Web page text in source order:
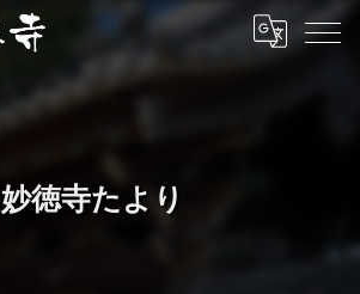
妙徳寺たより